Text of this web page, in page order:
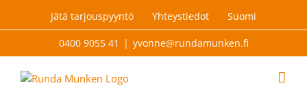
Jätä tarjouspyyntö Yhteystiedot Suomi
0400 9055 41 | yvonne@rundamunken.fi